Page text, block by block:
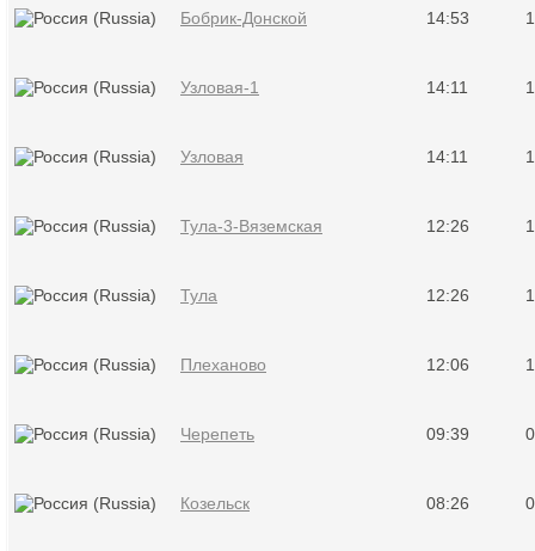
Бобрик-Донской 14:53
Узловая-1 14:11
Узловая 14:11
Тула-3-Вяземская 12:26
Тула 12:26
Плеханово 12:06
Черепеть 09:39
Козельск 08:26